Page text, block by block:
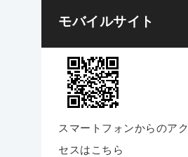
モバイルサイト
スマートフォンからのアク
セスはこちら